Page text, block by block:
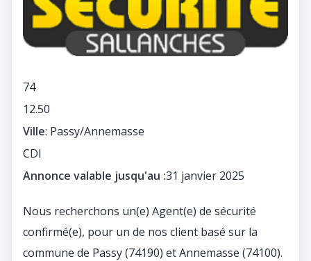
74
12.50
Ville: Passy/Annemasse
CDI
Annonce valable jusqu'au :31 janvier 2025
Nous recherchons un(e) Agent(e) de sécurité
confirmé(e), pour un de nos client basé sur la
commune de Passy (74190) et Annemasse (74100).